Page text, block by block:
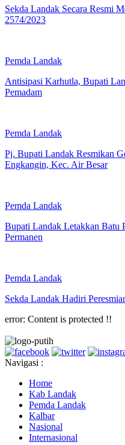
Sekda Landak Secara Resmi
2574/2023
Pemda Landak
Antisipasi Karhutla, Bupati
Pemadam
Pemda Landak
Pj. Bupati Landak Resmikan
Engkangin, Kec. Air Besar
Pemda Landak
Bupati Landak Letakkan Batu
Permanen
Pemda Landak
Sekda Landak Hadiri
error: Content is protected !!
Navigasi :
Home
Kab Landak
Pemda Landak
Kalbar
Nasional
Internasional